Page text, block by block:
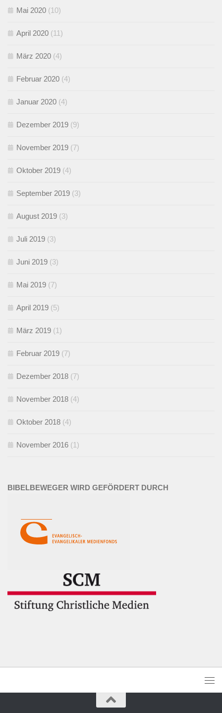
Mai 2020 (10)
April 2020 (11)
März 2020 (4)
Februar 2020 (4)
Januar 2020 (4)
Dezember 2019 (9)
November 2019 (7)
Oktober 2019 (4)
September 2019 (3)
August 2019 (3)
Juli 2019 (3)
Juni 2019 (3)
Mai 2019 (7)
April 2019 (5)
März 2019 (1)
Februar 2019 (7)
Dezember 2018 (7)
November 2018 (4)
Oktober 2018 (4)
November 2016 (1)
BIBELBEWEGER WIRD GEFÖRDERT DURCH